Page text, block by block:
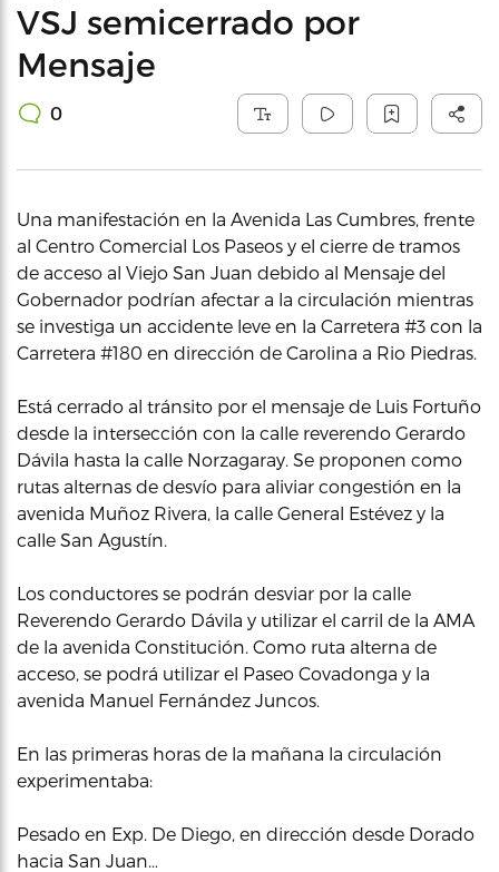
VSJ semicerrado por
Mensaje
0
Una manifestación en la Avenida Las Cumbres, frente
al Centro Comercial Los Paseos y el cierre de tramos
de acceso al Viejo San Juan debido al Mensaje del
Gobernador podrían afectar a la circulación mientras
se investiga un accidente leve en la Carretera #3 con la
Carretera #180 en dirección de Carolina a Rio Piedras.
Está cerrado al tránsito por el mensaje de Luis Fortuño
desde la intersección con la calle reverendo Gerardo
Dávila hasta la calle Norzagaray. Se proponen como
rutas alternas de desvío para aliviar congestión en la
avenida Muñoz Rivera, la calle General Estévez y la
calle San Agustín.
Los conductores se podrán desviar por la calle
Reverendo Gerardo Dávila y utilizar el carril de la AMA
de la avenida Constitución. Como ruta alterna de
acceso, se podrá utilizar el Paseo Covadonga y la
avenida Manuel Fernández Juncos.
En las primeras horas de la mañana la circulación
experimentaba:
Pesado en Exp. De Diego, en dirección desde Dorado
hacia San Juan…